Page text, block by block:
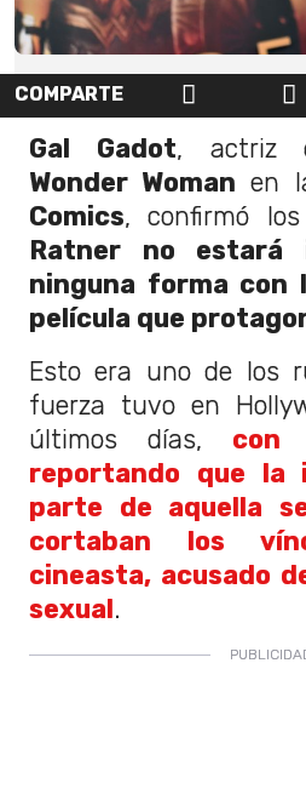
COMPARTE
Gal Gadot, actriz
Wonder Woman en
Comics, confirmó
Ratner no estará
ninguna forma con
película que
Esto era uno de los
fuerza tuvo en
últimos días, con
reportando que la
parte de aquella
cortaban los
cineasta, acusado
sexual.